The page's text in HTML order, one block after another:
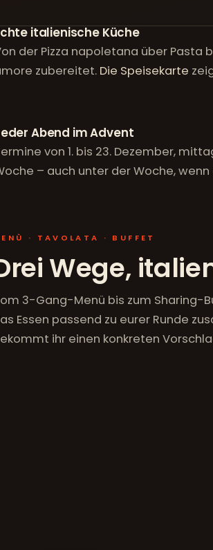
italienische Küche
der Pizza napoletana über Pasta
zubereitet. Die Speisekarte
Abend im Advent
von 1. bis 23. Dezember,
– auch unter der Woche,
· TAVOLATA · BUFFET
Wege,
3-Gang-Menü bis zum Sharing-
Essen passend zu eurer Runde
ihr einen konkreten